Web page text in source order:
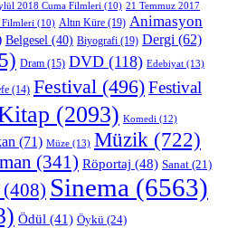
2018 Cuma Filmleri (10) 21 Temmuz 2017
Filmleri (10) Altın Küre (19) Animasyon
Belgesel (40) Biyografi (19) Dergi (62)
Dram (15) DVD (118) Edebiyat (13)
(14) Festival (496)Festival
(2093) Komedi (12)
(71) Müze (13) Müzik (722)
(341) Röportaj (48) Sanat (21)
(408) Sinema (6563)
Ödül (41) Öykü (24)